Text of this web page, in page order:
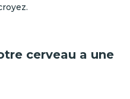
cerveau a une